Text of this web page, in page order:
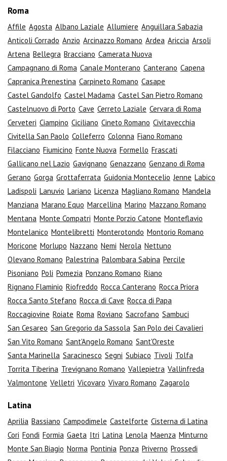
Roma
Affile Agosta Albano Laziale Allumiere Anguillara Sabazia
Anticoli Corrado Anzio Arcinazzo Romano Ardea Ariccia Arsoli
Artena Bellegra Bracciano Camerata Nuova
Campagnano di Roma Canale Monterano Canterano Capena
Capranica Prenestina Carpineto Romano Casape
Castel Gandolfo Castel Madama Castel San Pietro Romano
Castelnuovo di Porto Cave Cerreto Laziale Cervara di Roma
Cerveteri Ciampino Ciciliano Cineto Romano Civitavecchia
Civitella San Paolo Colleferro Colonna Fiano Romano
Filacciano Fiumicino Fonte Nuova Formello Frascati
Gallicano nel Lazio Gavignano Genazzano Genzano di Roma
Gerano Gorga Grottaferrata Guidonia Montecelio Jenne Labico
Ladispoli Lanuvio Lariano Licenza Magliano Romano Mandela
Manziana Marano Equo Marcellina Marino Mazzano Romano
Mentana Monte Compatri Monte Porzio Catone Monteflavio
Montelanico Montelibretti Monterotondo Montorio Romano
Moricone Morlupo Nazzano Nemi Nerola Nettuno
Olevano Romano Palestrina Palombara Sabina Percile
Pisoniano Poli Pomezia Ponzano Romano Riano
Rignano Flaminio Riofreddo Rocca Canterano Rocca Priora
Rocca Santo Stefano Rocca di Cave Rocca di Papa
Roccagiovine Roiate Roma Roviano Sacrofano Sambuci
San Cesareo San Gregorio da Sassola San Polo dei Cavalieri
San Vito Romano Sant'Angelo Romano Sant'Oreste
Santa Marinella Saracinesco Segni Subiaco Tivoli Tolfa
Torrita Tiberina Trevignano Romano Vallepietra Vallinfreda
Valmontone Velletri Vicovaro Vivaro Romano Zagarolo
Latina
Aprilia Bassiano Campodimele Castelforte Cisterna di Latina
Cori Fondi Formia Gaeta Itri Latina Lenola Maenza Minturno
Monte San Biagio Norma Pontinia Ponza Priverno Prossedi